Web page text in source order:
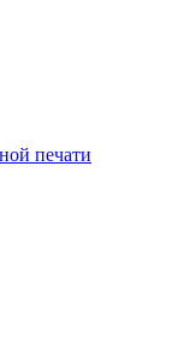
печати